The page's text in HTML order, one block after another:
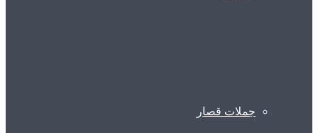
جملات قصار